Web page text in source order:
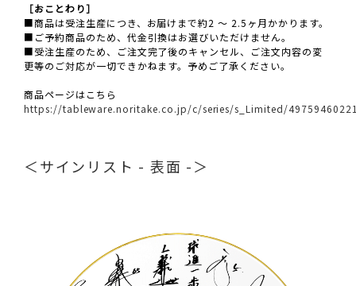
［おことわり］
■商品は受注生産につき、お届けまで約2 ～ 2.5ヶ月かかります。
■ご予約商品のため、代金引換はお選びいただけません。
■受注生産のため、ご注文完了後のキャンセル、ご注文内容の変
更等のご対応が一切できかねます。予めご了承ください。
商品ページはこちら
https://tableware.noritake.co.jp/c/series/s_Limited/
＜サインリスト - 表面 -＞